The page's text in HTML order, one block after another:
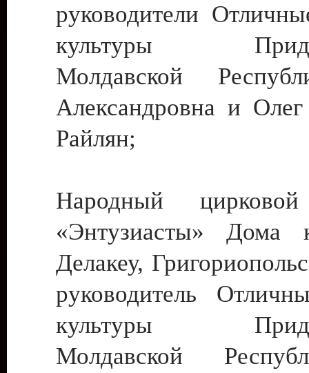
руководители
культуры
Молдавской
Александровна и
Райлян;
Народный цирковой
«Энтузиасты» Дома
Делакеу,
руководитель
культуры
Молдавской